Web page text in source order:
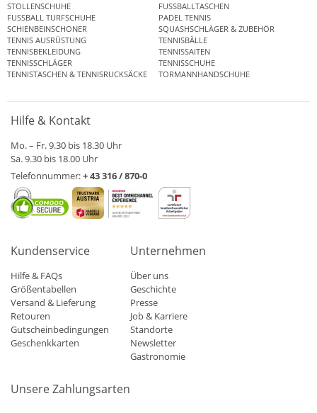
STOLLENSCHUHE
FUSSBALLTASCHEN
FUSSBALL TURFSCHUHE
PADEL TENNIS
SCHIENBEINSCHONER
SQUASHSCHLÄGER & ZUBEHÖR
TENNIS AUSRÜSTUNG
TENNISBÄLLE
TENNISBEKLEIDUNG
TENNISSAITEN
TENNISSCHLÄGER
TENNISSCHUHE
TENNISTASCHEN & TENNISRUCKSÄCKE
TORMANNHANDSCHUHE
Hilfe & Kontakt
Mo. – Fr. 9.30 bis 18.30 Uhr
Sa. 9.30 bis 18.00 Uhr
Telefonnummer:+ 43 316 / 870-0
Kundenservice
Hilfe & FAQs
Größentabellen
Versand & Lieferung
Retouren
Gutscheinbedingungen
Geschenkkarten
Unternehmen
Über uns
Geschichte
Presse
Job & Karriere
Standorte
Newsletter
Gastronomie
Unsere Zahlungsarten